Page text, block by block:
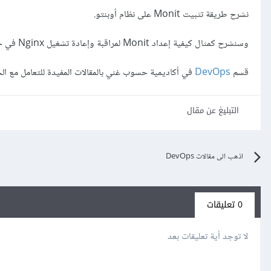
نشرح طريقة تثبيت Monit على نظام أوبنتو.
وسنشرح كمثال كيفية إعداد Monit لمراقبة وإعادة تشغيل Nginx في حال توقفه.
قسم DevOps في أكاديمية حسوب غني بالمقالات المفيدة للتعامل مع
التبليغ عن مقال
اذهب الى مقالات DevOps
0 تعليقات
لا توجد أية تعليقات بعد